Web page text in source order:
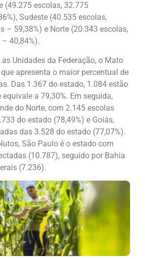
(49.275 escolas, 32.775
Sudeste (40.535 escolas,
– 59,38%) e Norte (20.343 escolas,
40,84%).
as Unidades da Federação, o Mato
apresenta o maior percentual de
Das 1.367 do estado, 1.084 estão
a 79,30%. Em seguida,
do Norte, com 2.145 escolas
do estado (78,49%) e Goiás,
das 3.528 do estado (77,07%).
São Paulo é o estado com
(10.787), seguido por Bahia
(7.236).